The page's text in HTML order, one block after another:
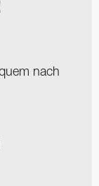
nach